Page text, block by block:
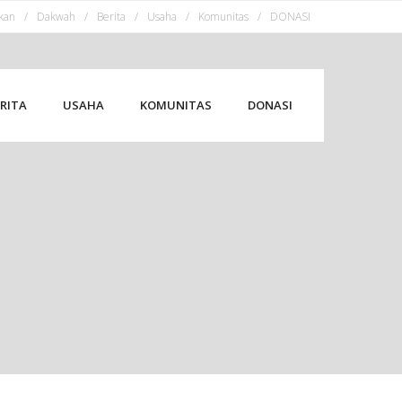
Dakwah Berita Usaha Komunitas DONASI
USAHA KOMUNITAS DONASI